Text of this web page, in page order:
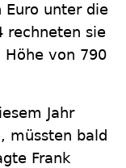
Euro unter die
rechneten sie
von 790
Jahr
müssten bald
Frank